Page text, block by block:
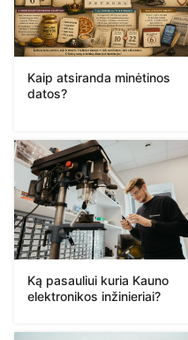
Kaip atsiranda minėtinos
datos?
Ką pasauliui kuria Kauno
elektronikos inžinieriai?